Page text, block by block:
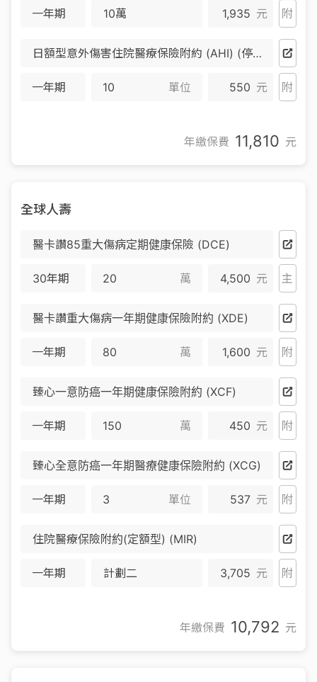
一年期 10萬 1,935 元 附
日額型意外傷害住院醫療保險附約 (AHI) (停售)
一年期 單位 550 元 附
年繳保費 11,810 元
全球人壽
醫卡讚85重大傷病定期健康保險 (DCE)
30年期 萬 4,500 元 主
醫卡讚重大傷病一年期健康保險附約 (XDE)
一年期 萬 1,600 元 附
臻心一意防癌一年期健康保險附約 (XCF)
一年期 萬 450 元 附
臻心全意防癌一年期醫療健康保險附約 (XCG)
一年期 單位 537 元 附
住院醫療保險附約(定額型) (MIR)
一年期 計劃二 3,705 元 附
年繳保費 10,792 元